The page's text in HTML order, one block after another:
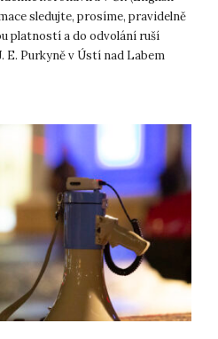
sledujte, prosíme, pravidelně
platností a do odvolání ruší
E. Purkyně v Ústí nad Labem